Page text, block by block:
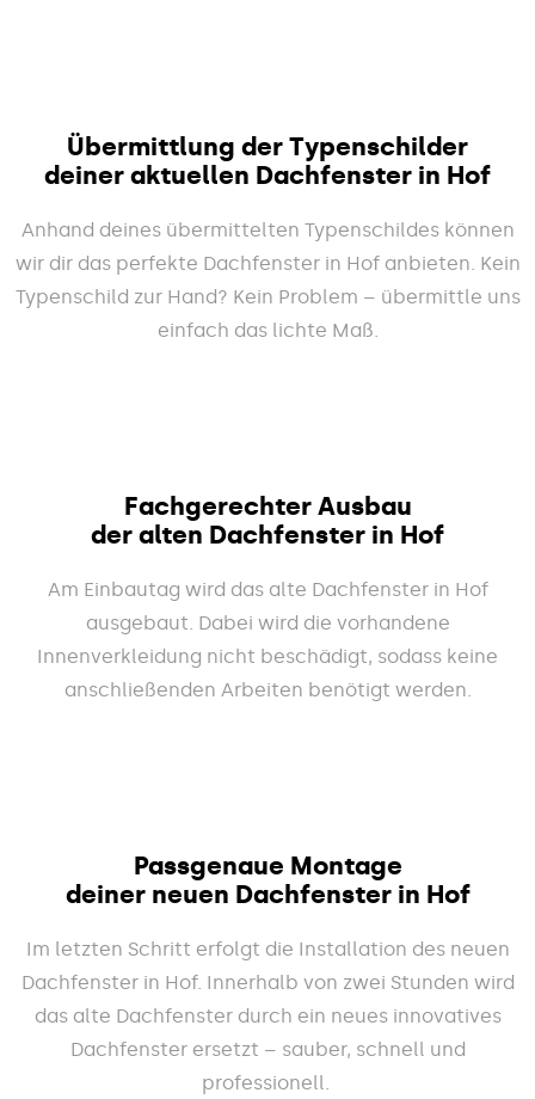
Übermittlung der Typenschilder
deiner aktuellen Dachfenster in Hof
Anhand deines übermittelten Typenschildes können
wir dir das perfekte Dachfenster in Hof anbieten. Kein
Typenschild zur Hand? Kein Problem – übermittle uns
einfach das lichte Maß.
Fachgerechter Ausbau
der alten Dachfenster in Hof
Am Einbautag wird das alte Dachfenster in Hof
ausgebaut. Dabei wird die vorhandene
Innenverkleidung nicht beschädigt, sodass keine
anschließenden Arbeiten benötigt werden.
Passgenaue Montage
deiner neuen Dachfenster in Hof
Im letzten Schritt erfolgt die Installation des neuen
Dachfenster in Hof. Innerhalb von zwei Stunden wird
das alte Dachfenster durch ein neues innovatives
Dachfenster ersetzt – sauber, schnell und
professionell.